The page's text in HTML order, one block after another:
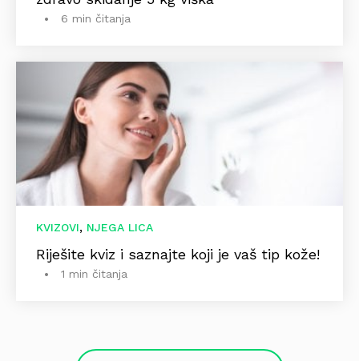
6 min čitanja
KVIZOVI, NJEGA LICA
Riješite kviz i saznajte koji je vaš tip kože!
1 min čitanja